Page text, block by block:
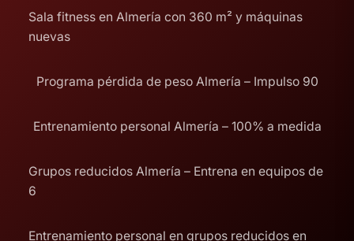
Sala fitness en Almería con 360 m² y máquinas
nuevas
Programa pérdida de peso Almería – Impulso 90
Entrenamiento personal Almería – 100% a medida
Grupos reducidos Almería – Entrena en equipos de
6
Entrenamiento personal en grupos reducidos en